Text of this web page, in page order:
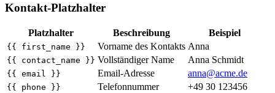
Kontakt-Platzhalter
Platzhalter Beschreibung Beispiel
{{ first_name }} Vorname des Kontakts Anna
{{ contact_name }} Vollständiger Name Anna Schmidt
{{ email }} Email-Adresse anna@acme.de
{{ phone }} Telefonnummer +49 30 123456